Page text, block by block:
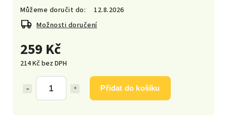
259 Kč
214 Kč bez DPH
Přidat do košíku
Můžeme doručit do:
12.8.2026
Možnosti doručení